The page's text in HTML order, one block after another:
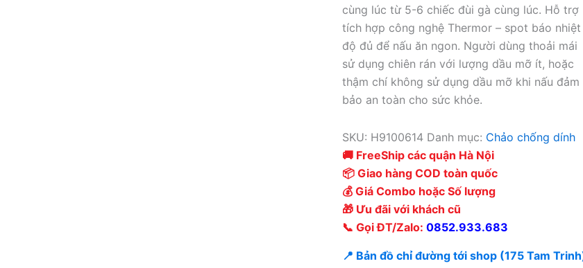
cùng lúc từ 5-6 chiếc đùi gà cùng lúc. Hỗ trợ
tích hợp công nghệ Thermor – spot báo nhiệt
độ đủ để nấu ăn ngon. Người dùng thoải mái
sử dụng chiên rán với lượng dầu mỡ ít, hoặc
thậm chí không sử dụng dầu mỡ khi nấu đảm
bảo an toàn cho sức khỏe.
SKU: H9100614 Danh mục: Chảo chống dính
🚚 FreeShip các quận Hà Nội
📦 Giao hàng COD toàn quốc
💰 Giá Combo hoặc Số lượng
🎁 Ưu đãi với khách cũ
📞 Gọi ĐT/Zalo: 0852.933.683
📍 Bản đồ chỉ đường tới shop (175 Tam